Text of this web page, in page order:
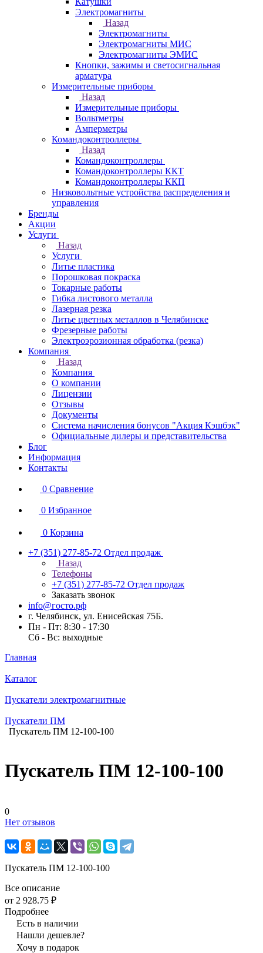
Электромагниты
Назад
Электромагниты
Электромагниты МИС
Электромагниты ЭМИС
Кнопки, зажимы и светосигнальная
арматура
Измерительные приборы
Назад
Измерительные приборы
Вольтметры
Амперметры
Командоконтроллеры
Назад
Командоконтроллеры
Командоконтроллеры ККТ
Командоконтроллеры ККП
Низковольтные устройства распределения и
управления
Бренды
Акции
Услуги
Назад
Услуги
Литье пластика
Порошковая покраска
Токарные работы
Гибка листового металла
Лазерная резка
Литье цветных металлов в Челябинске
Фрезерные работы
Электроэрозионная обработка (резка)
Компания
Назад
Компания
О компании
Лицензии
Отзывы
Документы
Система начисления бонусов "Акция Кэшбэк"
Официальные дилеры и представительства
Блог
Информация
Контакты
0 Сравнение
0 Избранное
0 Корзина
+7 (351) 277-85-72 Отдел продаж
Назад
Телефоны
+7 (351) 277-85-72 Отдел продаж
Заказать звонок
info@госто.рф
г. Челябинск, ул. Енисейская 75Б.
Пн - Пт: 8:30 - 17:30
Сб - Вс: выходные
Главная
Каталог
Пускатели электромагнитные
Пускатели ПМ
Пускатель ПМ 12-100-100
Пускатель ПМ 12-100-100
0
Нет отзывов
Пускатель ПМ 12-100-100
Все описание
от 2 928.75 ₽
Подробнее
Есть в наличии
Нашли дешевле?
Хочу в подарок